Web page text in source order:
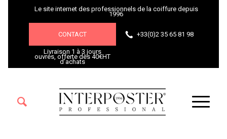
Livraison 1 à 3 jours
ouvrés, offerte dès 40€HT
d’achats
Le site internet des professionnels de la coiffure depuis
1996
CONTACT +33(0)2 35 65 81 98